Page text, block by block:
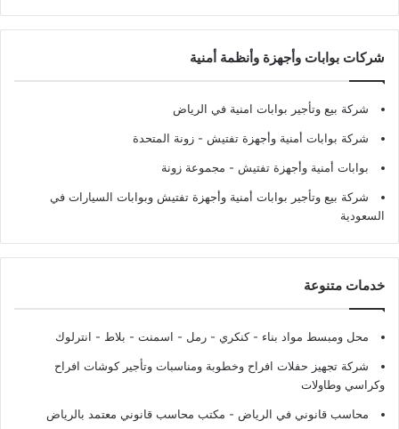
شركات بوابات وأجهزة وأنظمة أمنية
شركة بيع وتأجير بوابات امنية في الرياض
شركة بوابات أمنية وأجهزة تفتيش - زونة المتحدة
بوابات أمنية وأجهزة تفتيش - مجموعة زونة
شركة بيع وتأجير بوابات أمنية وأجهزة تفتيش وبوابات السيارات في
السعودية
خدمات متنوعة
محل ومبسط مواد بناء - كنكري - رمل - اسمنت - بلاط - انترلوك
شركة تجهيز حفلات افراح وخطوبة ومناسبات وتأجير كوشات افراح
وكراسي وطاولات
محاسب قانوني في الرياض - مكتب محاسب قانوني معتمد بالرياض